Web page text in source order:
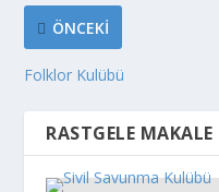
ÖNCEKI
Folklor Kulübü
RASTGELE MAKALE